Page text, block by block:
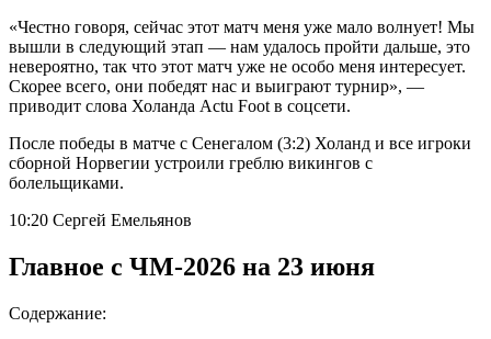
«Честно говоря, сейчас этот матч меня уже мало волнует! Мы
вышли в следующий этап — нам удалось пройти дальше, это
невероятно, так что этот матч уже не особо меня интересует.
Скорее всего, они победят нас и выиграют турнир», —
приводит слова Холанда Actu Foot в соцсети.
После победы в матче с Сенегалом (3:2) Холанд и все игроки
сборной Норвегии устроили греблю викингов с
болельщиками.
10:20 Сергей Емельянов
Главное с ЧМ-2026 на 23 июня
Содержание: